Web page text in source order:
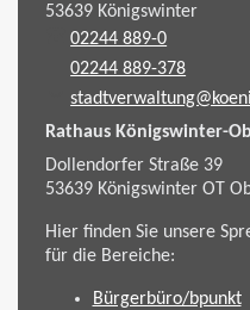
53639Königswinter
02244 889-0
02244 889-378
Rathaus Königswinter-
Dollendorfer Straße 39
53639KönigswinterOT
Hier finden Sie unsere
für die Bereiche:
Bürgerbüro/bpunkt